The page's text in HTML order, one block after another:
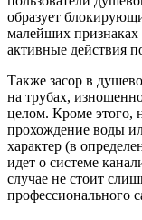
образует
малейших признаках
активные действия
Также засор в
на трубах,
целом. Кроме этого,
прохождение воды
характер (в
идет о системе
случае не стоит
профессионального